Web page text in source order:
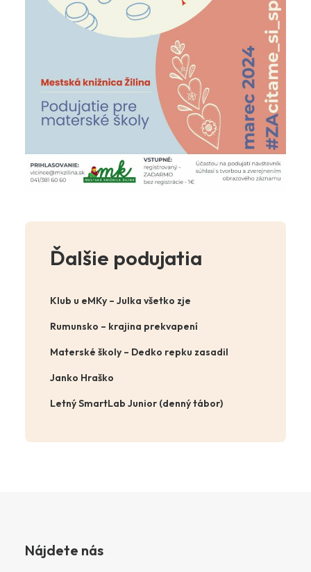
Ďalšie podujatia
Klub u eMKy – Julka všetko zje
Rumunsko – krajina prekvapení
Materské školy – Dedko repku zasadil
Janko Hraško
Letný SmartLab Junior (denný tábor)
Nájdete nás